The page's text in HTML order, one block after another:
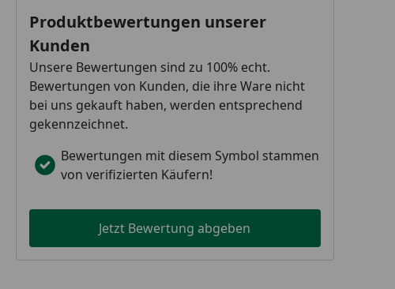
Produktbewertungen unserer
Kunden
Unsere Bewertungen sind zu 100% echt.
Bewertungen von Kunden, die ihre Ware nicht
bei uns gekauft haben, werden entsprechend
gekennzeichnet.
Bewertungen mit diesem Symbol stammen
von verifizierten Käufern!
Jetzt Bewertung abgeben